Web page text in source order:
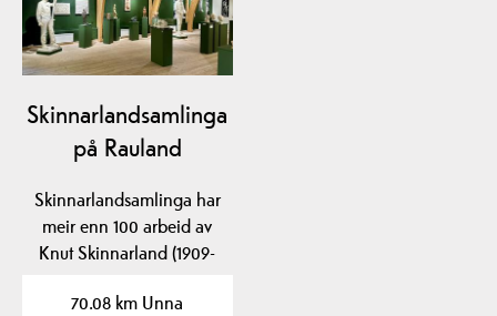
Skinnarlandsamlinga
på Rauland
Skinnarlandsamlinga har
meir enn 100 arbeid av
Knut Skinnarland (1909-
70.08 km Unna